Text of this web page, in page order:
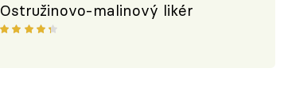
Ostružinovo-malinový likér